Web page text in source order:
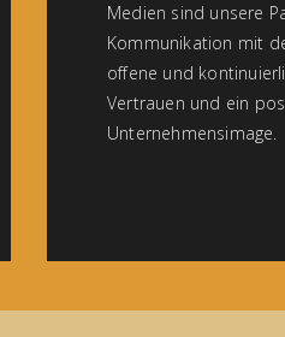
Medien sind unsere
Kommunikation mit
offene und
Vertrauen und ein
Unternehmensimage.